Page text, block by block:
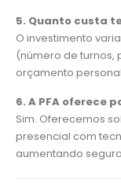
5. Quanto custa
O investimento
(número de turnos,
orçamento
6. A PFA oferece
Sim. Oferecemos
presencial com
aumentando